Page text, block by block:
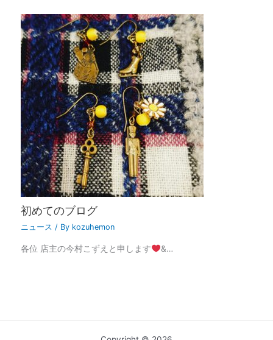
初めてのブログ
ニュース / By kozuhemon
各位 店主の今村こずえと申します &…